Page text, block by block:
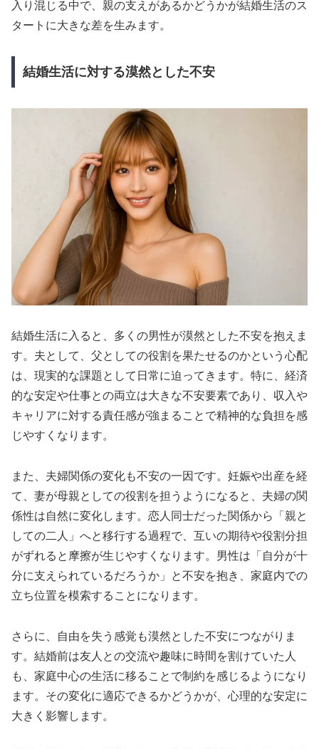
入り混じる中で、親の支えがあるかどうかが結婚生活のス
タートに大きな差を生みます。
結婚生活に対する漠然とした不安
結婚生活に入ると、多くの男性が漠然とした不安を抱えま
す。夫として、父としての役割を果たせるのかという心配
は、現実的な課題として日常に迫ってきます。特に、経済
的な安定や仕事との両立は大きな不安要素であり、収入や
キャリアに対する責任感が強まることで精神的な負担を感
じやすくなります。
また、夫婦関係の変化も不安の一因です。妊娠や出産を経
て、妻が母親としての役割を担うようになると、夫婦の関
係性は自然に変化します。恋人同士だった関係から「親と
しての二人」へと移行する過程で、互いの期待や役割分担
がずれると摩擦が生じやすくなります。男性は「自分が十
分に支えられているだろうか」と不安を抱き、家庭内での
立ち位置を模索することになります。
さらに、自由を失う感覚も漠然とした不安につながりま
す。結婚前は友人との交流や趣味に時間を割けていた人
も、家庭中心の生活に移ることで制約を感じるようになり
ます。その変化に適応できるかどうかが、心理的な安定に
大きく影響します。